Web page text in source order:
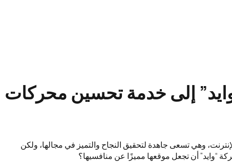
إلى خدمة تحسين محركات
وهي تسعى جاهدة لتحقيق النجاح والتميز في مجالها، ولكن
“وايد” أن تجعل موقعها مميزًا عن منافسيها؟